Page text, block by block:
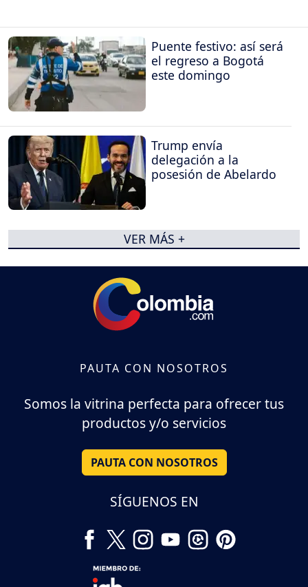
Puente festivo: así será
el regreso a Bogotá
este domingo
Trump envía
delegación a la
posesión de Abelardo
VER MÁS +
PAUTA CON NOSOTROS
Somos la vitrina perfecta para ofrecer tus
productos y/o servicios
PAUTA CON NOSOTROS
SÍGUENOS EN